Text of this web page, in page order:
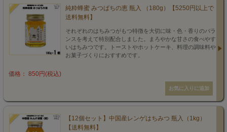
純粋蜂蜜 みつばちの恵 瓶入 （180g）【5250円以上で
送料無料】
それぞれのはちみつがもつ特徴を大切に味・色・香りのバラ
ンスを考えて特別配合しました。まろやかな甘さの食べやす
いはちみつです。トーストやホットケーキ、料理の調味料や
お菓子づくりにおすすめです。
価格： 850円(税込)
【12個セット】中国産レンゲはちみつ 瓶入（1kg）
【送料無料】